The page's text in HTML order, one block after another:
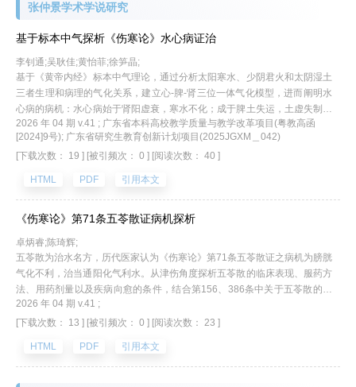
张仲景学术学说研究
基于标本中气探析《伤寒论》水心病证治
李钊通;吴耿佳;黄怡菲;徐笋晶;
基于《黄帝内经》标本中气理论，通过分析太阳寒水、少阴君火和太阴湿土
三者生理和病理的气化关系，建立心-脾-肾三位一体气化模型，进而阐明水
心病的病机：水心病始于肾阳虚衰，寒水不化；成于脾土失运，土虚失制；
终于心阳受遏，水火交争。水心病的治疗或单以苓桂剂建中制水，或投真武
汤温肾消阴，或遣桂枝类方强心定悸，或用茯苓四逆汤回阳救逆，法度严
谨，环环相扣，充分体现了“三脏分治，整体统筹”的辨治思路。本研究不仅
深化了对水心病机制的认识，也为苓桂类方治疗现代心脏疾病提供了理论依
2026 年 04 期 v.41 ; 广东省本科高校教学质量与教学改革项目(粤教高函
[2024]9号); 广东省研究生教育创新计划项目(2025JGXM＿042)
[下载次数： 19 ] [被引频次： 0 ] [阅读次数： 40 ]
HTML PDF 引用本文
《伤寒论》第71条五苓散证病机探析
卓炳睿;陈琦辉;
五苓散为治水名方，历代医家认为《伤寒论》第71条五苓散证之病机为膀胱
气化不利，治当通阳化气利水。从津伤角度探析五苓散的临床表现、服药方
法、用药剂量以及疾病向愈的条件，结合第156、386条中关于五苓散的运
用，水通道蛋白相关的现代微观分子学研究，认为该条文中五苓散证的病机
为胃不布津，机体津伤，治当健运脾胃，化气行水，急补津液。
2026 年 04 期 v.41 ;
[下载次数： 13 ] [被引频次： 0 ] [阅读次数： 23 ]
HTML PDF 引用本文